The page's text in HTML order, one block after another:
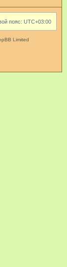
пояс: UTC+03:00
Limited